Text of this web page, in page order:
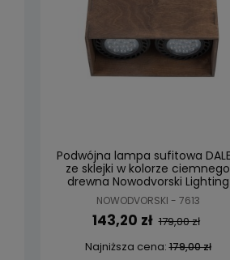
Podwójna lampa sufitowa
ze sklejki w kolorze ciemnego
drewna Nowodvorski Lighting
NOWODVORSKI - 7613
143,20 zł 179,00 zł
Najniższa cena:179,00 zł